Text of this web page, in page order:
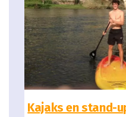
Kajaks en stand-